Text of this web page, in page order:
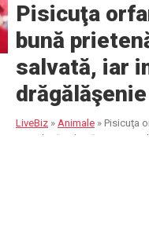
Pisicuţa
bună
salvată, iar
LiveBiz » Animale » Pisicuţa
purceluşă salvată, iar